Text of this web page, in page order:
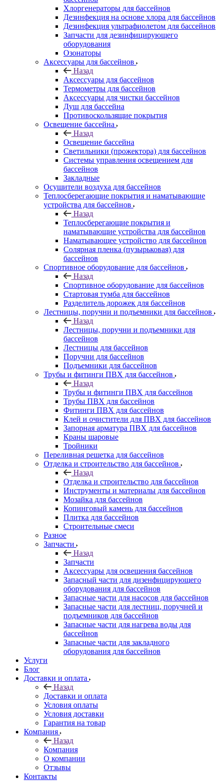
Хлоргенераторы для бассейнов
Дезинфекция на основе хлора для бассейнов
Дезинфекция ультрафиолетом для бассейнов
Запчасти для дезинфицирующего
оборудования
Озонаторы
Аксессуары для бассейнов
Назад
Аксессуары для бассейнов
Термометры для бассейнов
Аксессуары для чистки бассейнов
Душ для бассейна
Противоскользящие покрытия
Освещение бассейна
Назад
Освещение бассейна
Светильники (прожектора) для бассейнов
Системы управления освещением для
бассейнов
Закладные
Осушители воздуха для бассейнов
Теплосберегающие покрытия и наматывающие
устройства для бассейнов
Назад
Теплосберегающие покрытия и
наматывающие устройства для бассейнов
Наматывающее устройство для бассейнов
Солярная пленка (пузырьковая) для
бассейнов
Спортивное оборудование для бассейнов
Назад
Спортивное оборудование для бассейнов
Стартовая тумба для бассейнов
Разделитель дорожек для бассейнов
Лестницы, поручни и подъемники для бассейнов
Назад
Лестницы, поручни и подъемники для
бассейнов
Лестницы для бассейнов
Поручни для бассейнов
Подъемники для бассейнов
Трубы и фитинги ПВХ для бассейнов
Назад
Трубы и фитинги ПВХ для бассейнов
Трубы ПВХ для бассейнов
Фитинги ПВХ для бассейнов
Клей и очистители для ПВХ для бассейнов
Запорная арматура ПВХ для бассейнов
Краны шаровые
Тройники
Переливная решетка для бассейнов
Отделка и строительство для бассейнов
Назад
Отделка и строительство для бассейнов
Инструменты и материалы для бассейнов
Мозайка для бассейнов
Копинговый камень для бассейнов
Плитка для бассейнов
Строительные смеси
Разное
Запчасти
Назад
Запчасти
Аксессуары для освещения бассейнов
Запасный части для дизенфицирующего
оборудования для бассейнов
Запасные части для насосов для бассейнов
Запасные части для лестниц, поручней и
подъемников для бассейнов
Запасные части для нагрева воды для
бассейнов
Запасные части для закладного
оборудования для бассейнов
Услуги
Блог
Доставки и оплата
Назад
Доставки и оплата
Условия оплаты
Условия доставки
Гарантия на товар
Компания
Назад
Компания
О компании
Отзывы
Контакты